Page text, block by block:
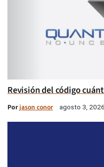
Revisión del código
Porjason conor agosto 3, 2026